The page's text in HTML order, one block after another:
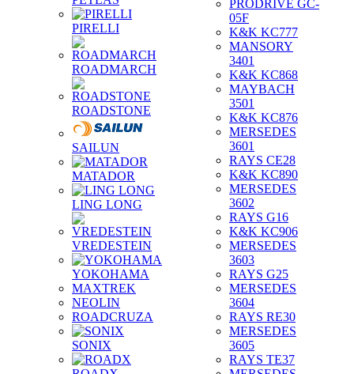
PIRELLI
ROADMARCH
ROADSTONE
SAILUN
MATADOR
LING LONG
VREDESTEIN
YOKOHAMA
MAXTREK
NEOLIN
ROADCRUZA
SONIX
PRODRIVE GC-
05F
K&K KC777
MANSORY
3401
K&K KC868
MAYBACH
3501
K&K KC876
MERSEDES
3601
RAYS CE28
K&K KC890
MERSEDES
3602
RAYS G16
K&K KC906
MERSEDES
3603
RAYS G25
MERSEDES
3604
RAYS RE30
MERSEDES
3605
RAYS TE37